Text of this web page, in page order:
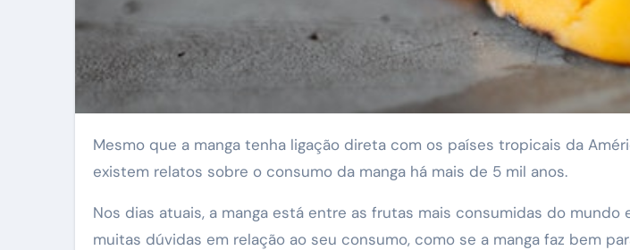
Mesmo que a manga tenha ligação direta com os países tropicais da América Latina, ela vem de outra região tropical, vem da Índia, onde
existem relatos sobre o consumo da manga há mais de 5 mil anos.
Nos dias atuais, a manga está entre as frutas mais consumidas do
muitas dúvidas em relação ao seu consumo, como se a manga faz bem